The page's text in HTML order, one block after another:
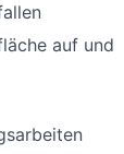
auf und